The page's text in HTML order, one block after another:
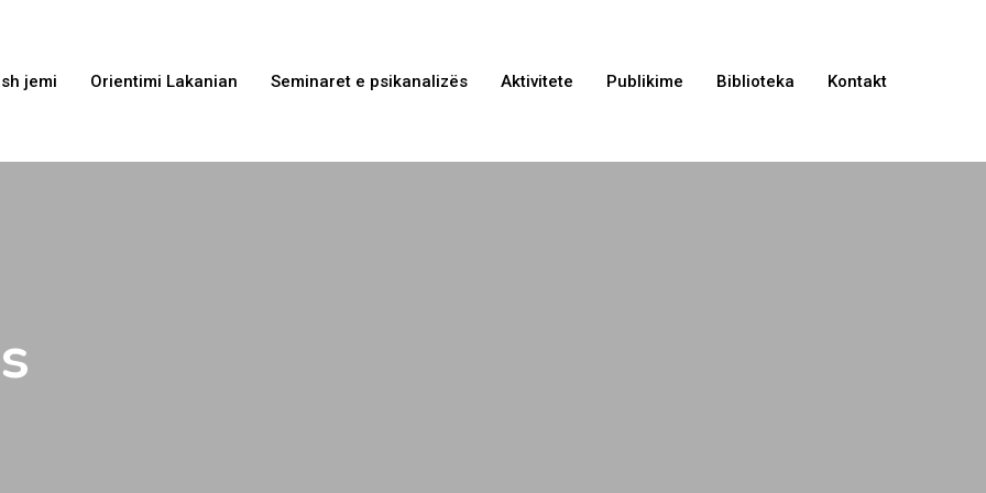
jemi Orientimi Lakanian Seminaret e psikanalizës Aktivitete Publikime Biblioteka Kontakt